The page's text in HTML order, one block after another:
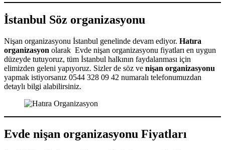
İstanbul Söz organizasyonu
Nişan organizasyonu İstanbul genelinde devam ediyor. Hatıra
organizasyon olarak Evde nişan organizasyonu fiyatları en uygun
düzeyde tutuyoruz, tüm İstanbul halkının faydalanması için
elimizden geleni yapıyoruz. Sizler de söz ve nişan organizasyonu
yapmak istiyorsanız 0544 328 09 42 numaralı telefonumuzdan
detaylı bilgi alabilirsiniz.
Evde nişan organizasyonu Fiyatları